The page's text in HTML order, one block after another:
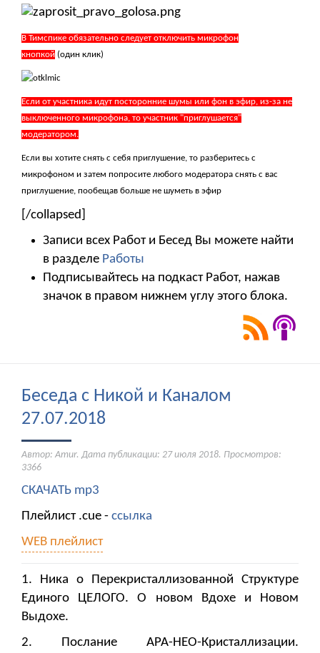
В Тимспике обязательно следует отключить микрофон
кнопкой (один клик)
Если от участника идут посторонние шумы или фон в эфир, из-за не
выключенного микрофона, то участник "приглушается"
модератором.
Если вы хотите снять с себя приглушение, то разберитесь с
микрофоном и затем попросите любого модератора снять с вас
приглушение, пообещав больше не шуметь в эфир
[/collapsed]
Записи всех Работ и Бесед Вы можете найти
в разделе Работы
Подписывайтесь на подкаст Работ, нажав
значок в правом нижнем углу этого блока.
Беседа с Никой и Каналом
27.07.2018
Автор: Amur. Дата публикации: 27 июля 2018. Просмотров:
3366
СКАЧАТЬ mp3
Плейлист .cue - ссылка
WEB плейлист
1. Ника о Перекристаллизованной Структуре
Единого ЦЕЛОГО. О новом Вдохе и Новом
Выдохе.
2. Послание АРА-НЕО-Кристаллизации.